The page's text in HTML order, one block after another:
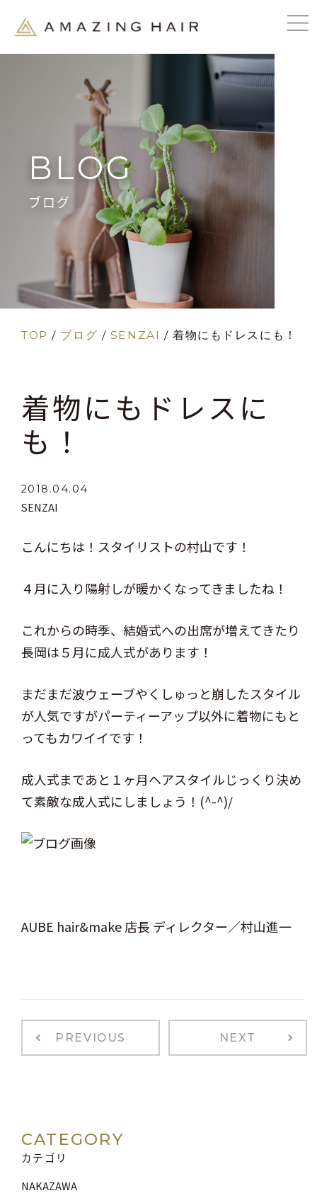
BLOG
ブログ
TOP / ブログ / SENZAI /着物にもドレスにも！
着物にもドレスに
も！
2018.04.04
SENZAI
こんにちは！スタイリストの村山です！
４月に入り陽射しが暖かくなってきましたね！
これからの時季、結婚式への出席が増えてきたり
長岡は５月に成人式があります！
まだまだ波ウェーブやくしゅっと崩したスタイル
が人気ですがパーティーアップ以外に着物にもと
ってもカワイイです！
成人式まであと１ヶ月ヘアスタイルじっくり決め
て素敵な成人式にしましょう！(^-^)/
AUBE hair&make 店長 ディレクター／村山進一
PREVIOUS NEXT
CATEGORY
カテゴリ
NAKAZAWA